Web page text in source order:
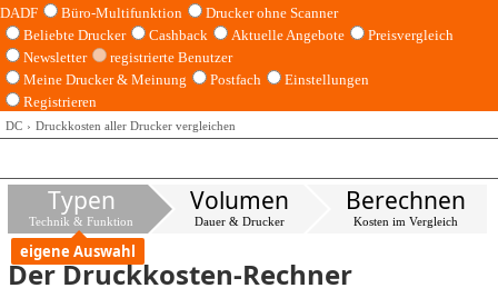
DADF
Büro-Multifunktion
Drucker ohne Scanner
Beliebte Drucker
Cashback Aktuelle Angebote
Preisvergleich
Newsletter
registrierte Benutzer
Meine Drucker & Meinung
Postfach
Einstellungen
Registrieren
DC Druckkosten aller Drucker vergleichen
Typen
Technik & Funktion
eigene Auswahl
Volumen
Dauer & Drucker
Berechnen
Kosten im Vergleich
Der Druckkosten-Rechner